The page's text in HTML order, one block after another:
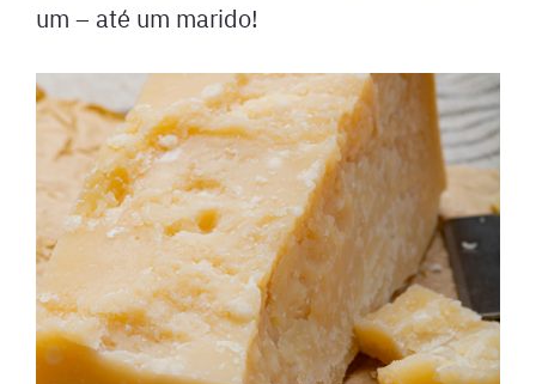
um – até um marido!